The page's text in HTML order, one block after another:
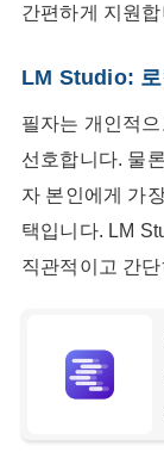
간편하게 지원
LM Studio: 로
필자는 개인적
선호합니다. 물
자 본인에게 가
택입니다. LM
직관적이고 간